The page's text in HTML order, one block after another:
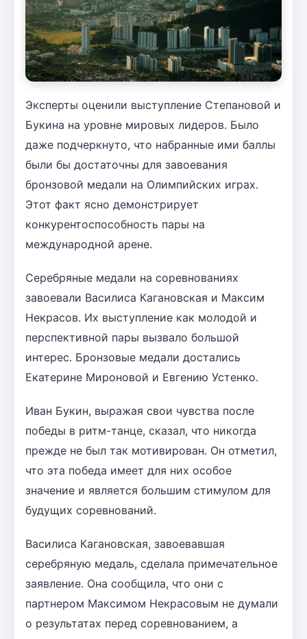
Эксперты оценили выступление Степановой и
Букина на уровне мировых лидеров. Было
даже подчеркнуто, что набранные ими баллы
были бы достаточны для завоевания
бронзовой медали на Олимпийских играх.
Этот факт ясно демонстрирует
конкурентоспособность пары на
международной арене.
Серебряные медали на соревнованиях
завоевали Василиса Кагановская и Максим
Некрасов. Их выступление как молодой и
перспективной пары вызвало большой
интерес. Бронзовые медали достались
Екатерине Мироновой и Евгению Устенко.
Иван Букин, выражая свои чувства после
победы в ритм-танце, сказал, что никогда
прежде не был так мотивирован. Он отметил,
что эта победа имеет для них особое
значение и является большим стимулом для
будущих соревнований.
Василиса Кагановская, завоевавшая
серебряную медаль, сделала примечательное
заявление. Она сообщила, что они с
партнером Максимом Некрасовым не думали
о результатах перед соревнованием, а